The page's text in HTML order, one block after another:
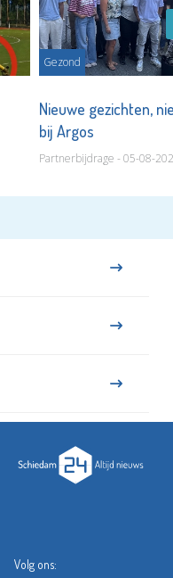
Gezond
Nieuwe gezichten,
bij Argos
Partnerbijdrage - 05-08-
Volg ons: